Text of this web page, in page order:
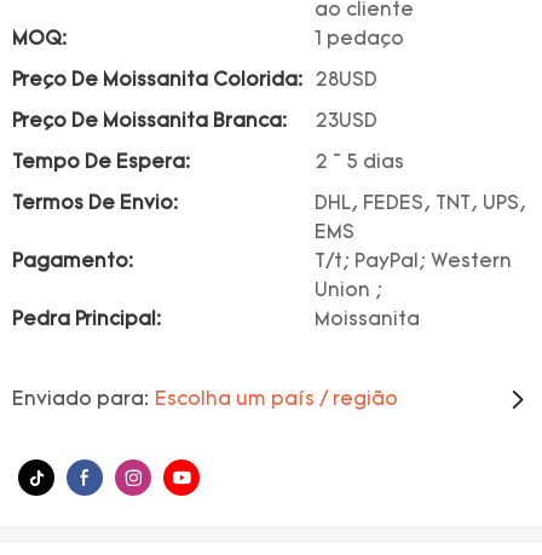
ao cliente
MOQ:
1 pedaço
Preço De Moissanita Colorida: 28USD
Preço De Moissanita Branca: 23USD
Tempo De Espera: 2 ~ 5 dias
Termos De Envio:
DHL, FEDES, TNT, UPS,
EMS
Pagamento:
T/t; PayPal; Western
Union ;
Pedra Principal:
Moissanita
Enviado para: Escolha um país / região